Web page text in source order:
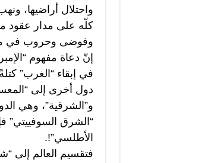
واحتلال أراضيها،
كلّه على مدار عقود
وفوضى وحروب في
إنّ دعاة مفهوم
في إبقاء “الغرب”
دول أخرى إلى
و”الشرقية”، وهي
“الشرق السوفييتي”
الأطلسي”!.
فتقسيم العالم إلى